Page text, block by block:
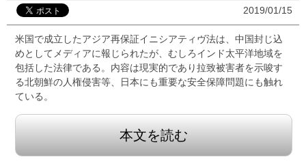
2019/01/15
米国で成立したアジア再保証イニシアティヴ法は、中国封じ込
めとしてメディアに報じられたが、むしろインド太平洋地域を
包括した法律である。内容は現実的であり拉致被害者を示唆す
る北朝鮮の人権侵害等、日本にも重要な安全保障問題にも触れ
ている。
本文を読む